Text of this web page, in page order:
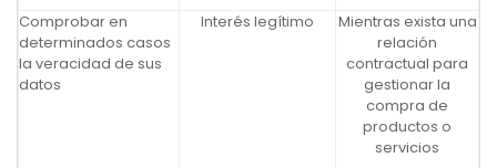
Comprobar en
determinados casos
la veracidad de sus
datos
Interés legítimo
Mientras exista una
relación
contractual para
gestionar la
compra de
productos o
servicios